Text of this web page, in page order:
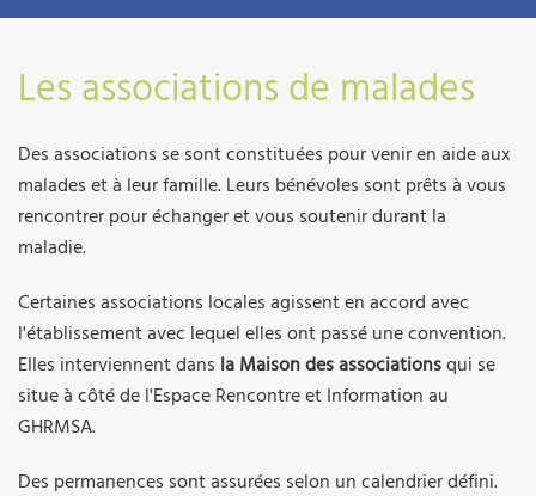
Les associations de malades
Des associations se sont constituées pour venir en aide aux
malades et à leur famille. Leurs bénévoles sont prêts à vous
rencontrer pour échanger et vous soutenir durant la
maladie.
Certaines associations locales agissent en accord avec
l'établissement avec lequel elles ont passé une convention.
Elles interviennent dans la Maison des associationsqui se
situe à côté de l'Espace Rencontre et Information au
GHRMSA.
Des permanences sont assurées selon un calendrier défini.